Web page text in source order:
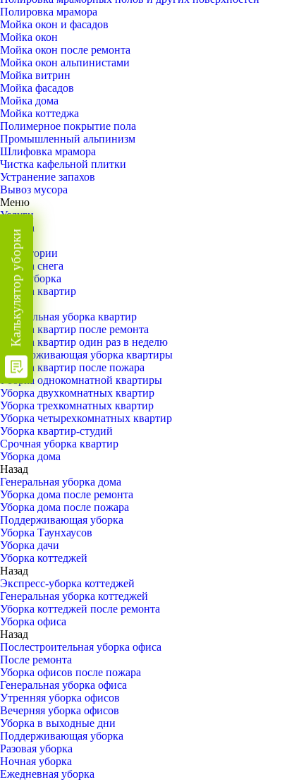
Полировка мрамора
Мойка окон и фасадов
Мойка окон
Мойка окон после ремонта
Мойка окон альпинистами
Мойка витрин
Мойка фасадов
Мойка дома
Мойка коттеджа
Полимерное покрытие пола
Промышленный альпинизм
Шлифовка мрамора
Чистка кафельной плитки
Устранение запахов
Вывоз мусора
Меню
Услуги
Уборка
Назад
Территории
Уборка снега
ВИП-уборка
Уборка квартир
Назад
Генеральная уборка квартир
Уборка квартир после ремонта
Уборка квартир один раз в неделю
Поддерживающая уборка квартиры
Уборка квартир после пожара
Уборка однокомнатной квартиры
Уборка двухкомнатных квартир
Уборка трехкомнатных квартир
Уборка четырехкомнатных квартир
Уборка квартир-студий
Срочная уборка квартир
Уборка дома
Назад
Генеральная уборка дома
Уборка дома после ремонта
Уборка дома после пожара
Поддерживающая уборка
Уборка Таунхаусов
Уборка дачи
Уборка коттеджей
Назад
Экспресс-уборка коттеджей
Генеральная уборка коттеджей
Уборка коттеджей после ремонта
Уборка офиса
Назад
Послестроительная уборка офиса
После ремонта
Уборка офисов после пожара
Генеральная уборка офиса
Утренняя уборка офисов
Вечерняя уборка офисов
Уборка в выходные дни
Поддерживающая уборка
Разовая уборка
Ночная уборка
Ежедневная уборка
Калькулятор уборки